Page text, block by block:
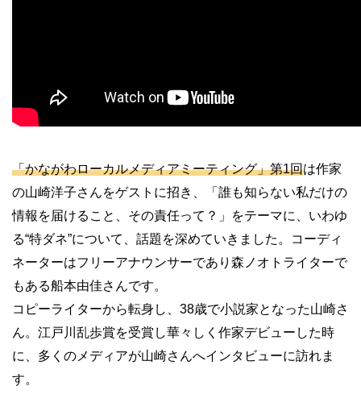
「かながわローカルメディアミーティング」第1回は作家
の山崎洋子さんをゲストに招き、「誰も知らない私だけの
情報を届けること、その責任って？」をテーマに、いわゆ
る“特ダネ”について、話題を深めていきました。コーディ
ネーターはフリーアナウンサーであり森ノオトライターで
もある船本由佳さんです。
コピーライターから転身し、38歳で小説家となった山崎さ
ん。江戸川乱歩賞を受賞し華々しく作家デビューした時
に、多くのメディアが山崎さんへインタビューに訪れま
す。